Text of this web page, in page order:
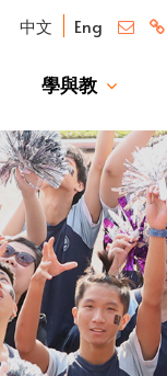
中文 Eng
學與教